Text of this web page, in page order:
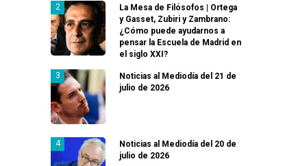
La Mesa de Filósofos | Ortega
y Gasset, Zubiri y Zambrano:
¿Cómo puede ayudarnos a
pensar la Escuela de Madrid en
el siglo XXI?
Noticias al Mediodía del 21 de
julio de 2026
Noticias al Mediodía del 20 de
julio de 2026